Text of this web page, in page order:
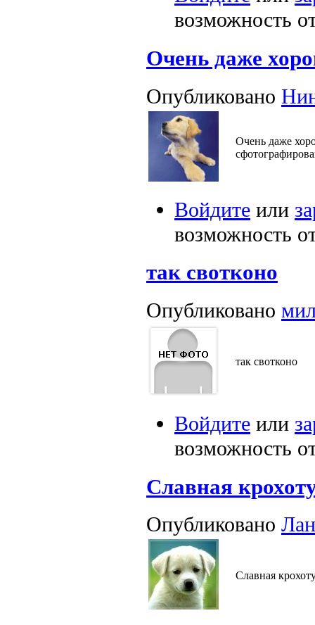
возможность
Очень даже
Опубликовано
Очень даже
Войдите или
возможность
так свотконо
Опубликовано
так свотконо
Войдите или
возможность
Славная
Опубликовано
Славная